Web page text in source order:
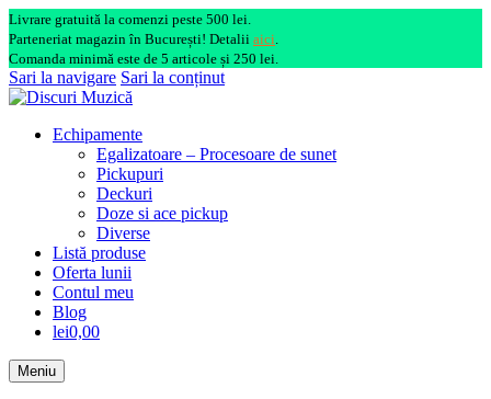
Livrare gratuită la comenzi peste 500 lei.
Parteneriat magazin în București! Detalii aici.
Comanda minimă este de 5 articole și 250 lei.
Sari la navigare Sari la conținut
Echipamente
Egalizatoare – Procesoare de sunet
Pickupuri
Deckuri
Doze si ace pickup
Diverse
Listă produse
Oferta lunii
Contul meu
Blog
lei0,00
Meniu